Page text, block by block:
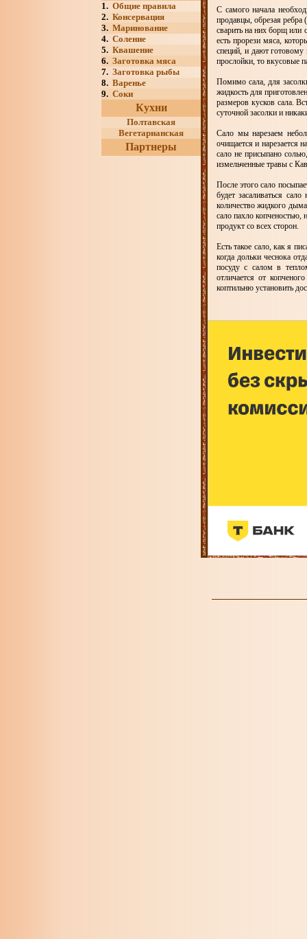
1. Общие правила
2. Консервация
3. Маринование
4. Соление
5. Квашение
6. Заготовка мяса
7. Заготовка рыбы
8. Варенье
9. Соки
Кухни
Полтавская
Вегетарианская
Партнеры
С самого начала
продавцы, обрезая
сварить на них борщ или
есть прорези мяса,
специй, и дают готовому
прослойки, то вкусовые
Помимо сала, для
жидкость для
размеров кусков сала.
суточной засолки и
Сало мы нарезаем
очищается и нарезается
сало не присыпано
измельченные травы с
После этого сало
будет засаливаться
количество жидкого
сало пахло копченостью,
продукт со всех сторон.
Есть такое сало, как я
когда дольки чеснока
посуду с салом в
отличается от
коптильню установить